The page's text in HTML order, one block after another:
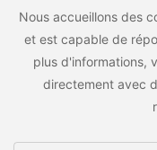
Nous accueillons des
et est capable de
plus d'informations,
directement avec